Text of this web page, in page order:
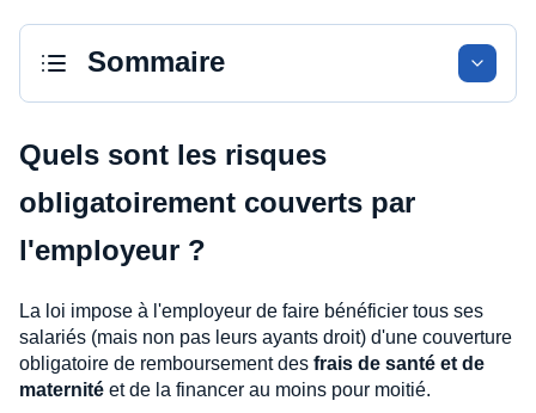
Sommaire
Quels sont les risques
obligatoirement couverts par
l'employeur ?
La loi impose à l'employeur de faire bénéficier tous ses
salariés (mais non pas leurs ayants droit) d'une couverture
obligatoire de remboursement des frais de santé et de
maternité et de la financer au moins pour moitié.